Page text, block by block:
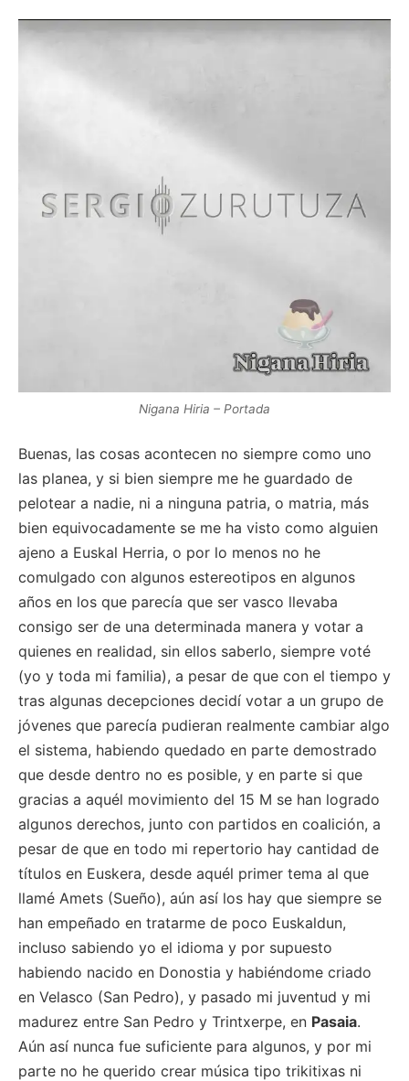
Nigana Hiria – Portada
Buenas, las cosas acontecen no siempre como uno
las planea, y si bien siempre me he guardado de
pelotear a nadie, ni a ninguna patria, o matria, más
bien equivocadamente se me ha visto como alguien
ajeno a Euskal Herria, o por lo menos no he
comulgado con algunos estereotipos en algunos
años en los que parecía que ser vasco llevaba
consigo ser de una determinada manera y votar a
quienes en realidad, sin ellos saberlo, siempre voté
(yo y toda mi familia), a pesar de que con el tiempo y
tras algunas decepciones decidí votar a un grupo de
jóvenes que parecía pudieran realmente cambiar algo
el sistema, habiendo quedado en parte demostrado
que desde dentro no es posible, y en parte si que
gracias a aquél movimiento del 15 M se han logrado
algunos derechos, junto con partidos en coalición, a
pesar de que en todo mi repertorio hay cantidad de
títulos en Euskera, desde aquél primer tema al que
llamé Amets (Sueño), aún así los hay que siempre se
han empeñado en tratarme de poco Euskaldun,
incluso sabiendo yo el idioma y por supuesto
habiendo nacido en Donostia y habiéndome criado
en Velasco (San Pedro), y pasado mi juventud y mi
madurez entre San Pedro y Trintxerpe, en Pasaia.
Aún así nunca fue suficiente para algunos, y por mi
parte no he querido crear música tipo trikitixas ni